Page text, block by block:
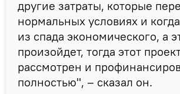
другие затраты, которые
нормальных условиях и
из спада экономического, а
произойдет, тогда этот
рассмотрен и
полностью", – сказал он.